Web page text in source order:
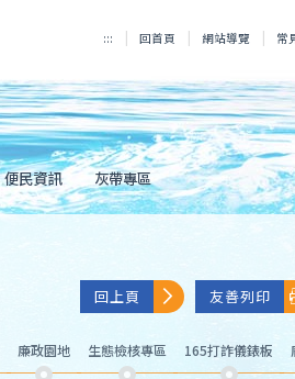
::: 回首頁 網站導覽 常
便民資訊 灰帶專區
回上頁 友善列印
廉政園地 生態檢核專區 165打詐儀錶板